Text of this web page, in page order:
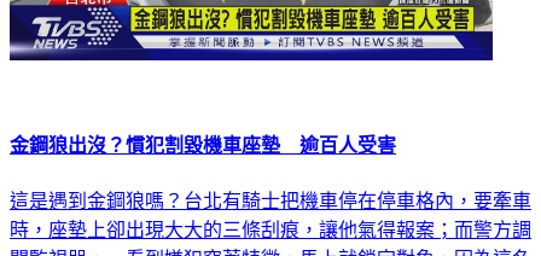
金鋼狼出沒？慣犯割毀機車座墊 逾百人受害
這是遇到金鋼狼嗎？台北有騎士把機車停在停車格內，要牽車
時，座墊上卻出現大大的三條刮痕，讓他氣得報案；而警方調